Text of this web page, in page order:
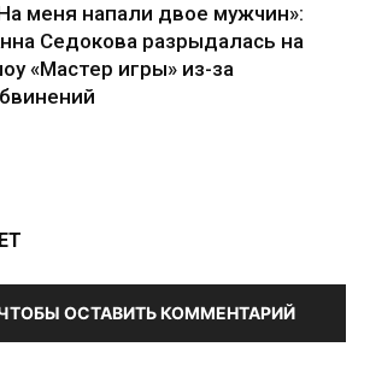
меня напали двое мужчин»:
Седокова разрыдалась на
«Мастер игры» из-за
ОСТАВИТЬ КОММЕНТАРИЙ